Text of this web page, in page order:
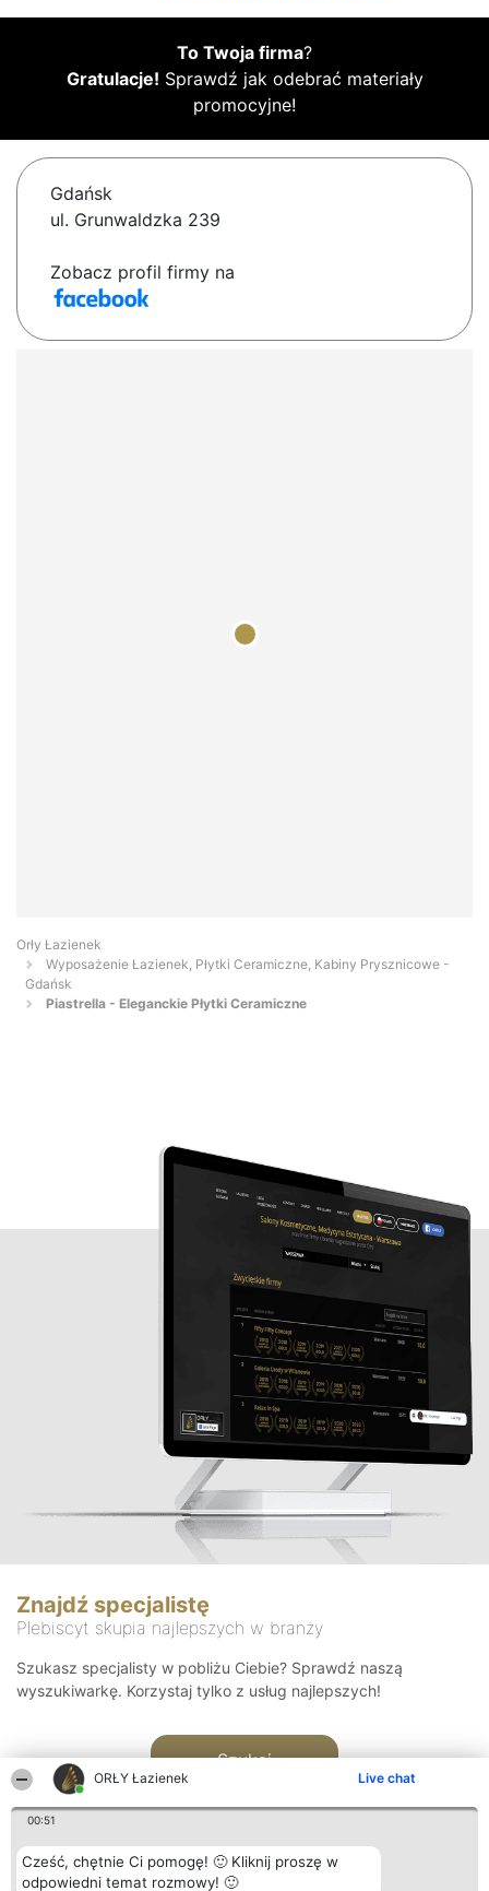
ORŁY Łazienek Live chat
00:51
Cześć, chętnie Ci pomogę! 🙂 Kliknij proszę w
odpowiedni temat rozmowy! 🙂
To Twoja firma?
Gratulacje! Sprawdź jak odebrać materiały
promocyjne!
Gdańsk
ul. Grunwaldzka 239
Zobacz profil firmy na
Orły Łazienek
Wyposażenie Łazienek, Płytki Ceramiczne, Kabiny Prysznicowe -
Gdańsk
Piastrella - Eleganckie Płytki Ceramiczne
Znajdź specjalistę
Plebiscyt skupia najlepszych w branży
Szukasz specjalisty w pobliżu Ciebie? Sprawdź naszą
wyszukiwarkę. Korzystaj tylko z usług najlepszych!
Szukaj